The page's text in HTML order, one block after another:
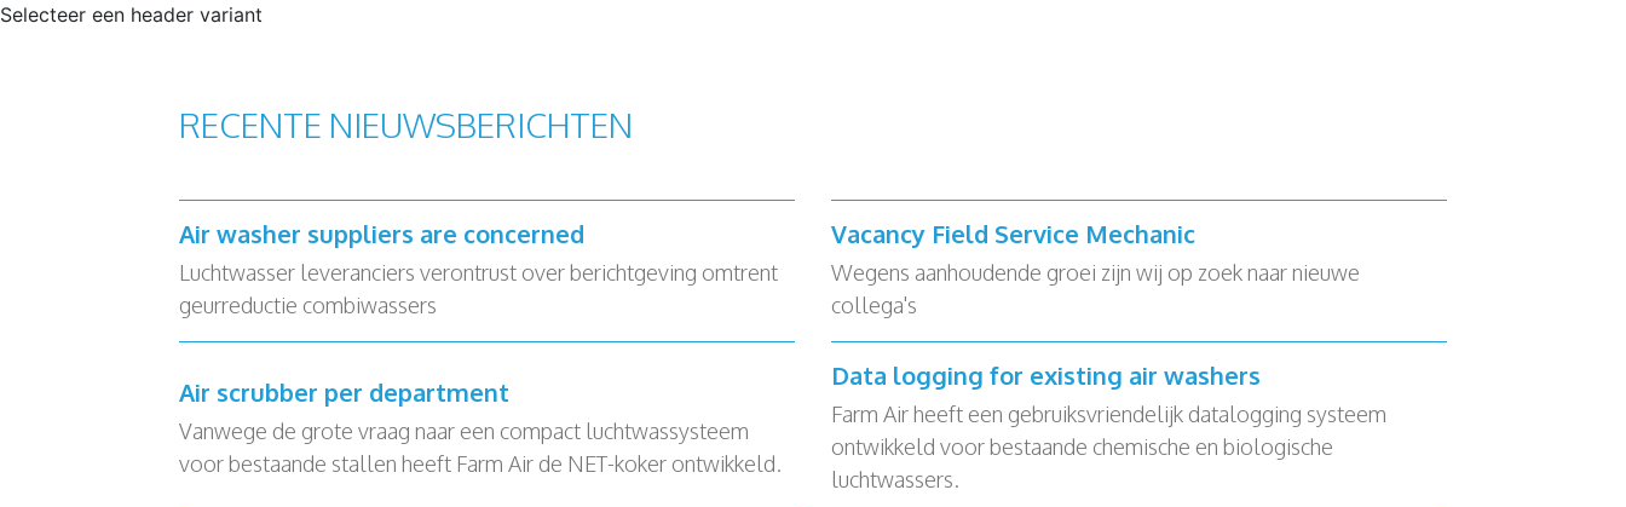
Selecteer een header variant
RECENTE NIEUWSBERICHTEN
Air washer suppliers are concerned
Luchtwasser leveranciers verontrust over berichtgeving omtrent
geurreductie combiwassers
Vacancy Field Service Mechanic
Wegens aanhoudende groei zijn wij op zoek naar nieuwe
collega's
Air scrubber per department
Vanwege de grote vraag naar een compact luchtwassysteem
voor bestaande stallen heeft Farm Air de NET-koker ontwikkeld.
Data logging for existing air washers
Farm Air heeft een gebruiksvriendelijk datalogging systeem
ontwikkeld voor bestaande chemische en biologische
luchtwassers.